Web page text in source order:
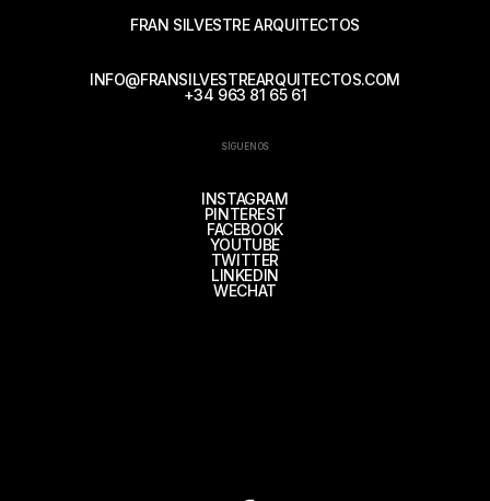
FRAN SILVESTRE ARQUITECTOS
INFO@FRANSILVESTREARQUITECTOS.COM
+34 963 81 65 61
SÍGUENOS
INSTAGRAM
PINTEREST
FACEBOOK
YOUTUBE
TWITTER
LINKEDIN
WECHAT